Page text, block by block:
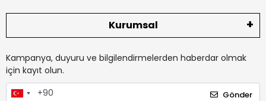
Kurumsal
Kampanya, duyuru ve bilgilendirmelerden haberdar olmak
için kayıt olun.
Gönder